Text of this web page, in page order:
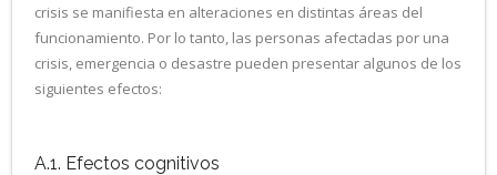
crisis se manifiesta en alteraciones en distintas áreas del
funcionamiento. Por lo tanto, las personas afectadas por una
crisis, emergencia o desastre pueden presentar algunos de los
siguientes efectos:
A.1. Efectos cognitivos